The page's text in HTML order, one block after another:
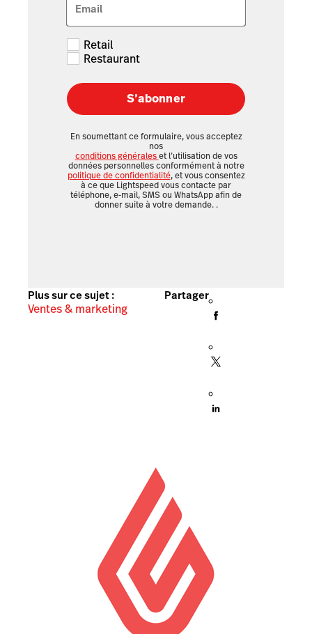
Email
Retail
Restaurant
S’abonner
En soumettant ce formulaire, vous acceptez
nos
conditions généraleset l’utilisation de vos
données personnelles conformément à notre
politique de confidentialité, et vous consentez
à ce que Lightspeed vous contacte par
téléphone, e-mail, SMS ou WhatsApp afin de
donner suite à votre demande. .
Plus sur ce sujet :
Ventes & marketing
Partager